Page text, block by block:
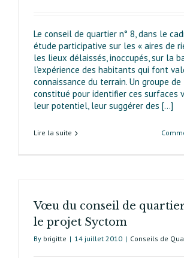
Le conseil de quartier n° 8, dans le
étude participative sur les « aires de
les lieux délaissés, inoccupés, sur la
l’expérience des habitants qui font
connaissance du terrain. Un groupe de
constitué pour identifier ces surfaces
leur potentiel, leur suggérer des [...]
Lire la suite
Vœu du conseil de
le projet Syctom
By brigitte | 14 juillet 2010 | Conseils de